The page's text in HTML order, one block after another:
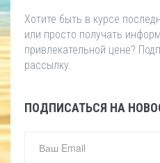
Хотите быть в курсе
или просто получать
привлекательной цене?
рассылку.
ПОДПИСАТЬСЯ НА